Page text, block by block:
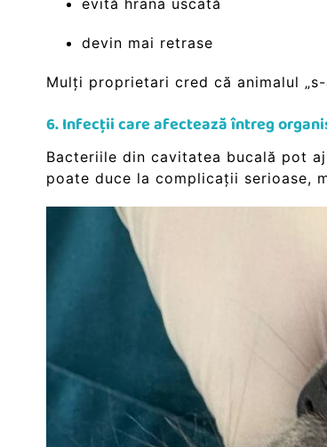
devin mai retrase
Mulți proprietari cred că animalul
6. Infecții care afectează întreg
Bacteriile din cavitatea bucală pot
poate duce la complicații serioase,